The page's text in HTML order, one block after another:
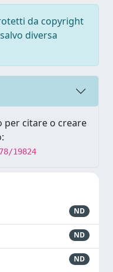
da copyright
diversa
per citare o creare
19824
ND
ND
ND